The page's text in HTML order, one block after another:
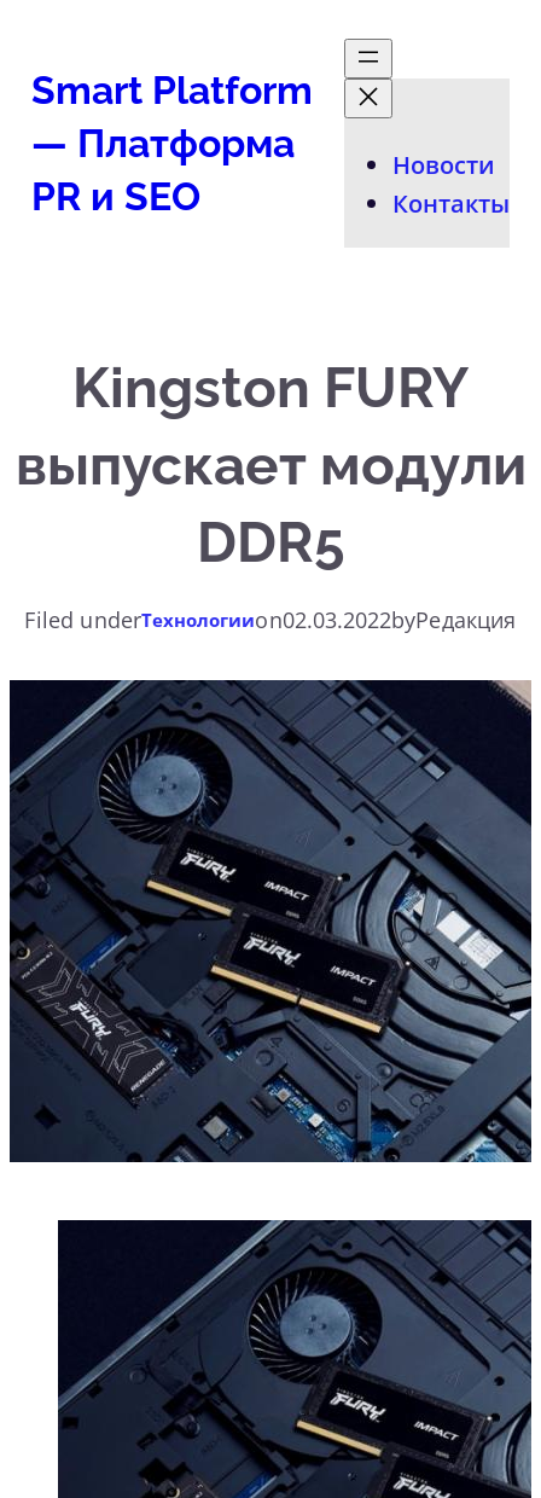
содержимому
Smart Platform
— Платформа
PR и SEO
Новости
Контакты
Kingston FURY
выпускает модули
DDR5
Filed underТехнологииon02.03.2022byРедакция